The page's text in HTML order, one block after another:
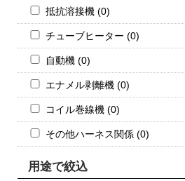
抵抗溶接機 (0)
チューブヒーター (0)
自動機 (0)
エナメル剥離機 (0)
コイル巻線機 (0)
その他ハーネス関係 (0)
用途で絞込